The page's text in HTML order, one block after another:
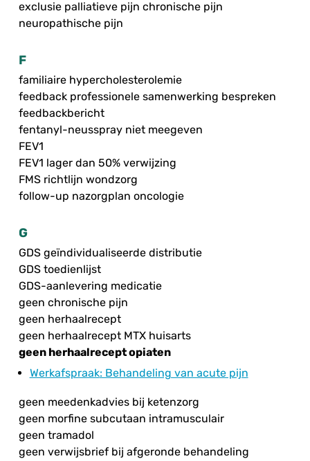
exclusie palliatieve pijn chronische pijn
neuropathische pijn
F
familiaire hypercholesterolemie
feedback professionele samenwerking bespreken
feedbackbericht
fentanyl-neusspray niet meegeven
FEV1
FEV1 lager dan 50% verwijzing
FMS richtlijn wondzorg
follow-up nazorgplan oncologie
G
GDS geïndividualiseerde distributie
GDS toedienlijst
GDS-aanlevering medicatie
geen chronische pijn
geen herhaalrecept
geen herhaalrecept MTX huisarts
geen herhaalrecept opiaten
Werkafspraak: Behandeling van acute pijn
geen meedenkadvies bij ketenzorg
geen morfine subcutaan intramusculair
geen tramadol
geen verwijsbrief bij afgeronde behandeling